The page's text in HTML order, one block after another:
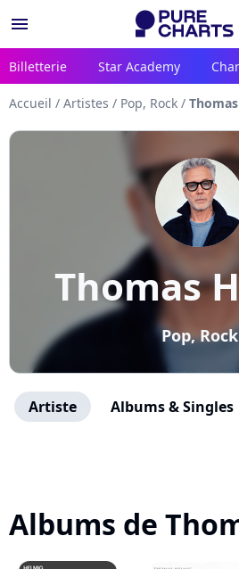
menu
Billetterie Star Academy
Accueil / Artistes / Pop, Rock /
Thomas
Pop, Rock
Artiste Albums & Singles
Albums de